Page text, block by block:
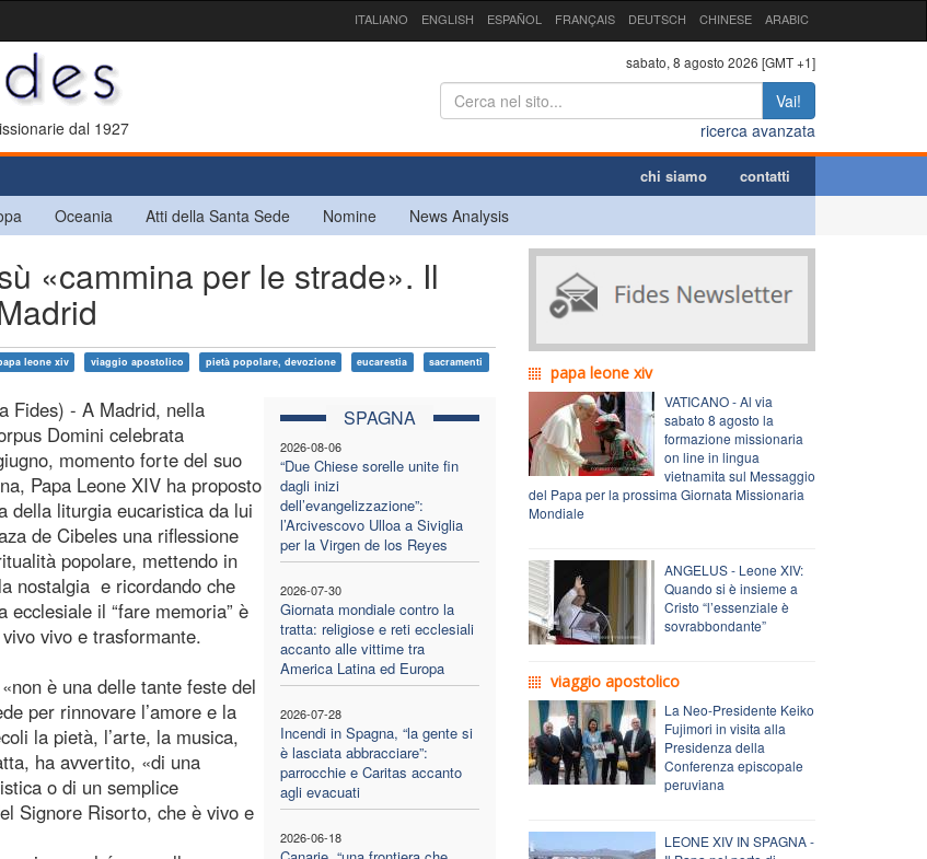
ITALIANO ENGLISH ESPAÑOL FRANÇAIS DEUTSCH CHINESE ARABIC
dal 1927
sabato, 8 agosto 2026 [GMT +1]
Vai!
ricerca avanzata
chi siamo contatti
Oceania Atti della Santa Sede Nomine News Analysis
«cammina per le strade». Il
leone xiv viaggio apostolico pietà popolare, devozione eucarestia sacramenti
SPAGNA
2026-08-06
“Due Chiese sorelle unite fin
dagli inizi
dell’evangelizzazione”:
l’Arcivescovo Ulloa a Siviglia
per la Virgen de los Reyes
2026-07-30
Giornata mondiale contro la
tratta: religiose e reti ecclesiali
accanto alle vittime tra
America Latina ed Europa
2026-07-28
Incendi in Spagna, “la gente si
è lasciata abbracciare”:
parrocchie e Caritas accanto
agli evacuati
2026-06-18
Fides) - A Madrid, nella
Domini celebrata
momento forte del suo
Papa Leone XIV ha proposto
della liturgia eucaristica da lui
de Cibeles una riflessione
popolare, mettendo in
nostalgia e ricordando che
ecclesiale il “fare memoria” è
vivo e trasformante.
è una delle tante feste del
per rinnovare l’amore e la
la pietà, l’arte, la musica,
ha avvertito, «di una
o di un semplice
Signore Risorto, che è vivo e
papa leone xiv
VATICANO - Al via
sabato 8 agosto la
formazione missionaria
on line in lingua
vietnamita sul Messaggio
del Papa per la prossima Giornata Missionaria
Mondiale
ANGELUS - Leone XIV:
Quando si è insieme a
Cristo “l’essenziale è
sovrabbondante”
viaggio apostolico
La Neo-Presidente Keiko
Fujimori in visita alla
Presidenza della
Conferenza episcopale
peruviana
LEONE XIV IN SPAGNA -